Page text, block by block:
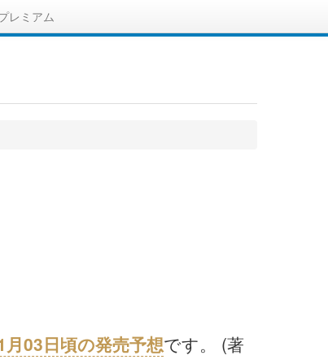
レミアム
03日頃の発売予想です。 (著